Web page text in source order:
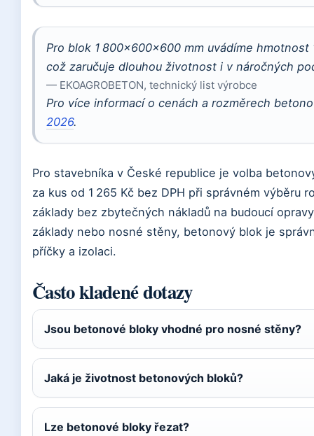
Pro blok 1 800×600×600 mm uvádíme
což zaručuje dlouhou životnost i v náročných
— EKOAGROBETON, technický list výrobce
Pro více informací o cenách a rozměrech
2026.
Pro stavebníka v České republice je volba
za kus od 1 265 Kč bez DPH při správném výběru
základy bez zbytečných nákladů na budoucí
základy nebo nosné stěny, betonový blok je
příčky a izolaci.
Často kladené dotazy
Jsou betonové bloky vhodné pro nosné stěny?
Jaká je životnost betonových bloků?
Lze betonové bloky řezat?